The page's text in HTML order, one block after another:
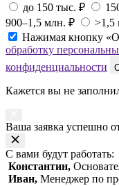
до 150 тыс. ₽
900–1,5 млн. ₽
>1,5
Нажимая кнопку
обработку
конфиденциальности
Кажется вы не
Ваша заявка успешно
С вами будут работать:
Константин,
Иван, Менеджер по